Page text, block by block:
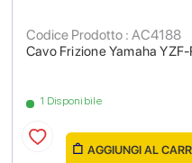
Cavo Frizione Yamaha
Codice Prodotto : AC4188
1 Disponibile
AGGIUNGI AL